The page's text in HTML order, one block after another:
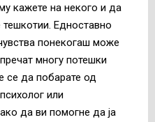
кажете на некого и да
тешкотии. Едноставно
понекогаш може
многу потешки
се да побарате од
или
да ви помогне да ја